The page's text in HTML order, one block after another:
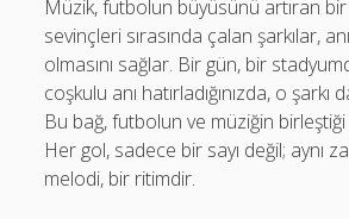
Müzik, futbolun büyüsünü artıran
sevinçleri sırasında çalan şarkılar,
olmasını sağlar. Bir gün, bir
coşkulu anı hatırladığınızda, o şarkı
Bu bağ, futbolun ve müziğin
Her gol, sadece bir sayı değil; aynı
melodi, bir ritimdir.